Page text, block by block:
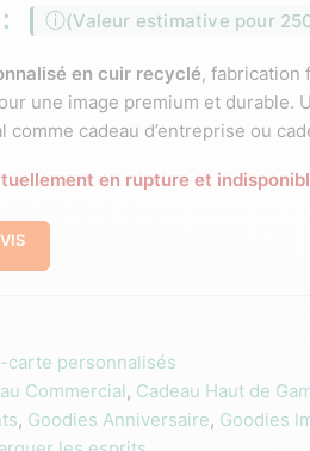
(Valeur estimative pour
en cuir recyclé, fabrication
une image premium et durable.
comme cadeau d’entreprise ou
en rupture et
carte personnalisés
Commercial, Cadeau Haut de
, Goodies Anniversaire, Goodies